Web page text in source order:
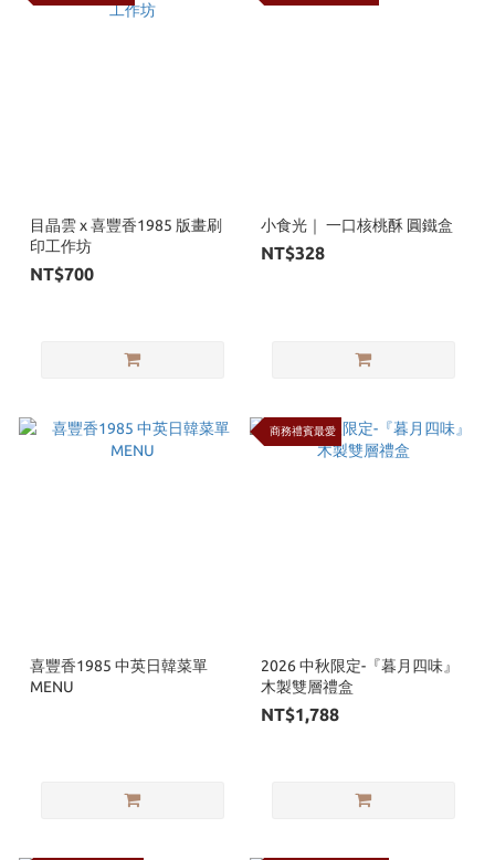
目晶雲 x 喜豐香1985 版畫刷
印工作坊
NT$700
小食光｜ 一口核桃酥 圓鐵盒
NT$328
喜豐香1985 中英日韓菜單
MENU
商務禮賓最愛
2026 中秋限定-『暮月四味』
木製雙層禮盒
NT$1,788